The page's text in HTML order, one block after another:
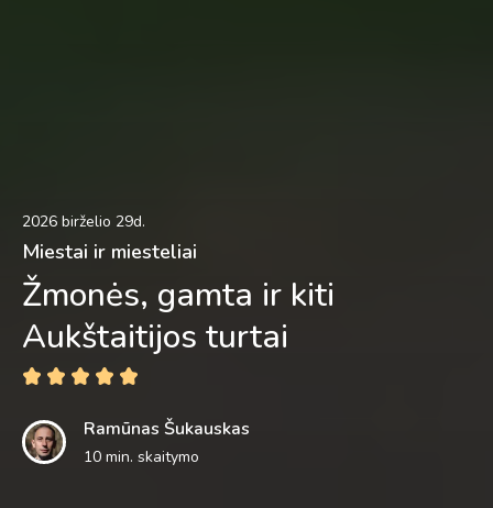
2026 birželio 29d.
Miestai ir miesteliai
Žmonės, gamta ir kiti
Aukštaitijos turtai
Ramūnas Šukauskas
10 min. skaitymo